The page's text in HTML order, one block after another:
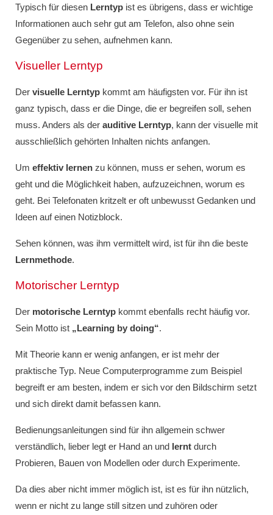
Typisch für diesen Lerntyp ist es übrigens, dass er wichtige
Informationen auch sehr gut am Telefon, also ohne sein
Gegenüber zu sehen, aufnehmen kann.
Visueller Lerntyp
Der visuelle Lerntyp kommt am häufigsten vor. Für ihn ist
ganz typisch, dass er die Dinge, die er begreifen soll, sehen
muss. Anders als der auditive Lerntyp, kann der visuelle mit
ausschließlich gehörten Inhalten nichts anfangen.
Um effektiv lernen zu können, muss er sehen, worum es
geht und die Möglichkeit haben, aufzuzeichnen, worum es
geht. Bei Telefonaten kritzelt er oft unbewusst Gedanken und
Ideen auf einen Notizblock.
Sehen können, was ihm vermittelt wird, ist für ihn die beste
Lernmethode.
Motorischer Lerntyp
Der motorische Lerntyp kommt ebenfalls recht häufig vor.
Sein Motto ist „Learning by doing“.
Mit Theorie kann er wenig anfangen, er ist mehr der
praktische Typ. Neue Computerprogramme zum Beispiel
begreift er am besten, indem er sich vor den Bildschirm setzt
und sich direkt damit befassen kann.
Bedienungsanleitungen sind für ihn allgemein schwer
verständlich, lieber legt er Hand an und lernt durch
Probieren, Bauen von Modellen oder durch Experimente.
Da dies aber nicht immer möglich ist, ist es für ihn nützlich,
wenn er nicht zu lange still sitzen und zuhören oder